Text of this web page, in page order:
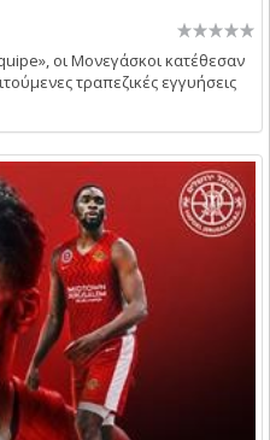
οι Μονεγάσκοι κατέθεσαν
τραπεζικές εγγυήσεις